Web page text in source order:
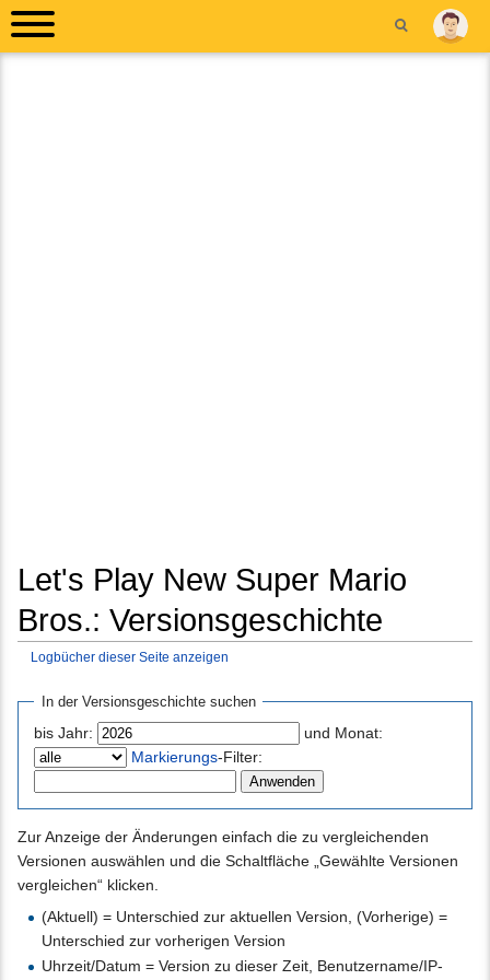
Let's Play New Super Mario
Bros.: Versionsgeschichte
Logbücher dieser Seite anzeigen
In der Versionsgeschichte suchen
bis Jahr:
und Monat:
Markierungs-Filter:
Zur Anzeige der Änderungen einfach die zu vergleichenden
Versionen auswählen und die Schaltfläche „Gewählte Versionen
vergleichen“ klicken.
(Aktuell) = Unterschied zur aktuellen Version, (Vorherige) =
Unterschied zur vorherigen Version
Uhrzeit/Datum = Version zu dieser Zeit, Benutzername/IP-